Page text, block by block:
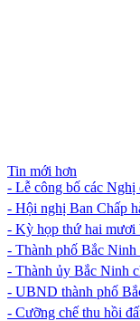
Tin mới hơn
- Lễ công bố các Nghị
- Hội nghị Ban Chấp
- Kỳ họp thứ hai
- Thành phố Bắc
- Thành ủy Bắc Ninh
- UBND thành phố
- Cưỡng chế thu hồi